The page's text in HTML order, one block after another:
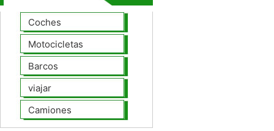
Coches
Motocicletas
Barcos
viajar
Camiones